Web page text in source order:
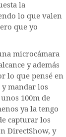
la
lo que valen
que yo
microcámara
y además
lo que pensé en
mandar los
100m de
ya la tengo
capturar los
DirectShow, y